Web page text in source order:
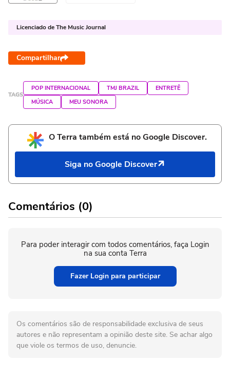
Licenciado de The Music Journal
Compartilhar
TAGS
POP INTERNACIONAL TMJ BRAZIL
ENTRETÊ
MÚSICA
MEU SONORA
O Terra também está no Google Discover.
Siga no Google Discover
Comentários (0)
Para poder interagir com todos comentários, faça Login
na sua conta Terra
Fazer Login para participar
Os comentários são de responsabilidade exclusiva de seus
autores e não representam a opinião deste site. Se achar algo
que viole os termos de uso, denuncie.